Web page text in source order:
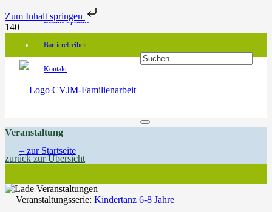
Zum Inhalt springen
Leichte Sprache
Barrierefreiheit
Kontakt
Veranstaltung
zurück zur Übersicht
Veranstaltungsserie: Kindertanz 6-8 Jahre